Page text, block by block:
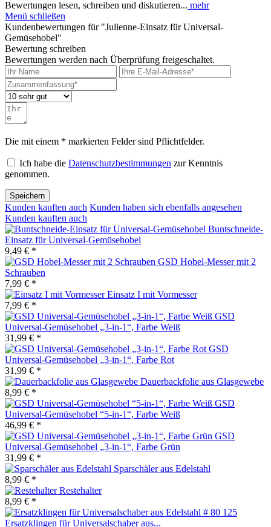
Bewertungen lesen, schreiben und diskutieren... mehr
Menü schließen
Kundenbewertungen für "Julienne-Einsatz für Universal-
Gemüsehobel"
Bewertung schreiben
Bewertungen werden nach Überprüfung freigeschaltet.
Die mit einem * markierten Felder sind Pflichtfelder.
Ich habe die Datenschutzbestimmungen zur Kenntnis
genommen.
Speichern
Kunden kauften auch Kunden haben sich ebenfalls angesehen
Kunden kauften auch
Buntschneide-
Einsatz für Universal-Gemüsehobel
9,49 € *
GSD Hobel-Messer mit 2
Schrauben
7,99 € *
Einsatz I mit Vormesser
7,99 € *
GSD
Universal-Gemüsehobel „3-in-1“, Farbe Weiß
31,99 € *
GSD
Universal-Gemüsehobel „3-in-1“, Farbe Rot
31,99 € *
Dauerbackfolie aus Glasgewebe
8,99 € *
GSD
Universal-Gemüsehobel “5-in-1“, Farbe Weiß
46,99 € *
GSD
Universal-Gemüsehobel „3-in-1“, Farbe Grün
31,99 € *
Sparschäler aus Edelstahl
8,99 € *
Restehalter
8,99 € *
Ersatzklingen für Universalschaber aus...